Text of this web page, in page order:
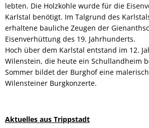
lebten. Die Holzkohle wurde für die
Karlstal benötigt. Im Talgrund des
erhaltene bauliche Zeugen der
Eisenverhüttung des 19. Jahrhunderts.
Hoch über dem Karlstal entstand im 12.
Wilenstein, die heute ein Schullandheim
Sommer bildet der Burghof eine
Wilensteiner Burgkonzerte.
Aktuelles aus Trippstadt